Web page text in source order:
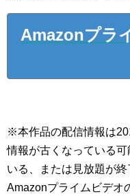
Amazonプラ
※本作品の配信情報は
情報が古くなっている
いる、または見放題が
Amazonプライムビデオ